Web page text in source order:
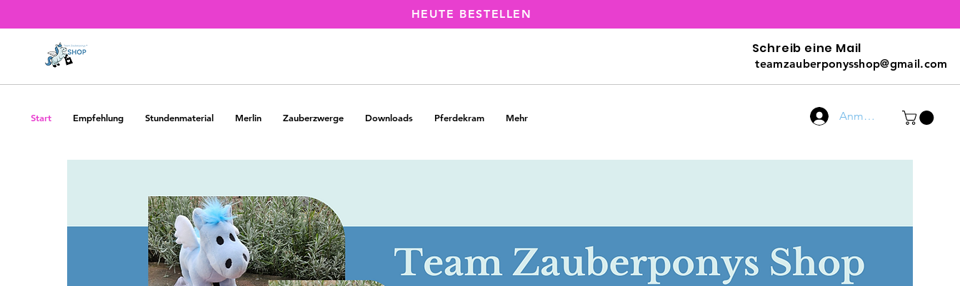
HEUTE BESTELLEN
Schreib eine Mail
teamzauberponysshop@gmail.com
Start Empfehlung Stundenmaterial Merlin Zauberzwerge Downloads Pferdekram Mehr Anmelden